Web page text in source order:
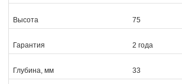
Высота 75
Гарантия 2 года
Глубина, мм 33